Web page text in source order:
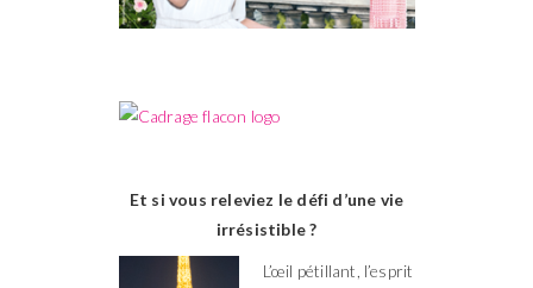
Et si vous releviez le défi d’une vie
irrésistible ?
L’œil pétillant, l’esprit